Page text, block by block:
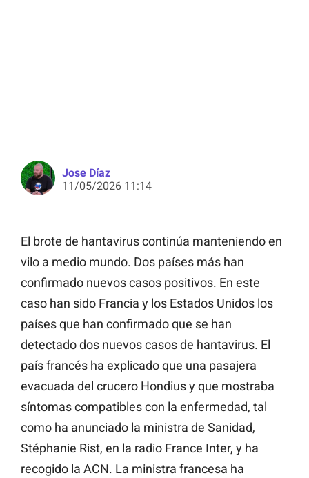
Jose Díaz
11/05/2026 11:14
El brote de hantavirus continúa manteniendo en
vilo a medio mundo. Dos países más han
confirmado nuevos casos positivos. En este
caso han sido Francia y los Estados Unidos los
países que han confirmado que se han
detectado dos nuevos casos de hantavirus. El
país francés ha explicado que una pasajera
evacuada del crucero Hondius y que mostraba
síntomas compatibles con la enfermedad, tal
como ha anunciado la ministra de Sanidad,
Stéphanie Rist, en la radio France Inter, y ha
recogido la ACN. La ministra francesa ha